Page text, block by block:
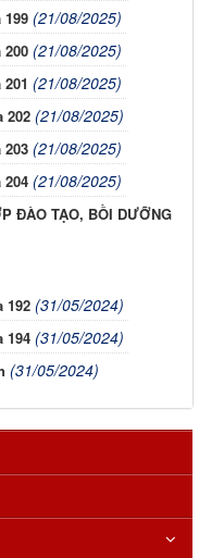
(21/08/2025)
(21/08/2025)
(21/08/2025)
202 (21/08/2025)
(21/08/2025)
(21/08/2025)
ĐÀO TẠO, BỒI DƯỠNG
192 (31/05/2024)
194 (31/05/2024)
(31/05/2024)